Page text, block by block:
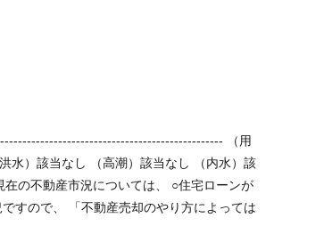
水）該当なし （高潮）該当なし （内水）該